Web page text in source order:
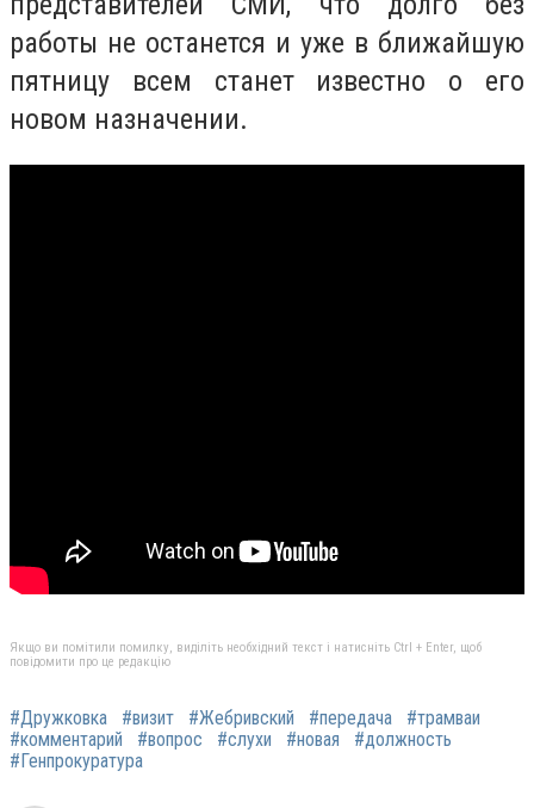
работы не останется и уже в ближайшую
пятницу всем станет известно о его
новом назначении.
Якщо ви помітили помилку, виділіть необхідний текст і натисніть Ctrl + Enter, щоб
повідомити про це редакцію
#Дружковка #визит #Жебривский #передача
#трамваи
#комментарий
#вопрос #слухи #новая
#должность
#Генпрокуратура